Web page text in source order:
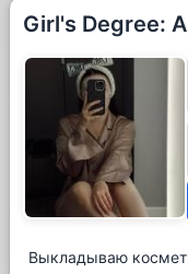
Girl's Degree:
Выкладываю